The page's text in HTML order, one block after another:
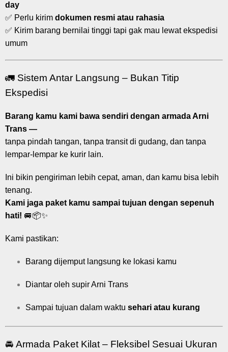
day
✅ Perlu kirim dokumen resmi atau rahasia
✅ Kirim barang bernilai tinggi tapi gak mau lewat ekspedisi
umum
🚛 Sistem Antar Langsung – Bukan Titip
Ekspedisi
Barang kamu kami bawa sendiri dengan armada Arni
Trans —
tanpa pindah tangan, tanpa transit di gudang, dan tanpa
lempar-lempar ke kurir lain.
Ini bikin pengiriman lebih cepat, aman, dan kamu bisa lebih
tenang.
Kami jaga paket kamu sampai tujuan dengan sepenuh
hati! 🚐📦✨
Kami pastikan:
Barang dijemput langsung ke lokasi kamu
Diantar oleh supir Arni Trans
Sampai tujuan dalam waktu sehari atau kurang
🚘 Armada Paket Kilat – Fleksibel Sesuai Ukuran